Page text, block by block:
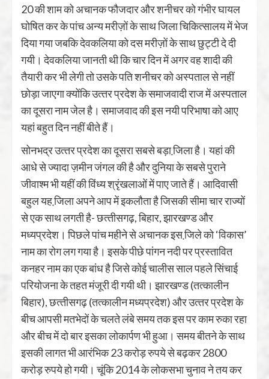
20 की शाम को अचानक फौजदार और शनीचर को गंभीर घायल
घोषित कर के पांच अन्‍य मरीज़ों के साथ जिला चिकित्‍सालय में भेज
दिया गया जबकि देवकलिया को दस मरीज़ों के साथ छुट्टी दे दी
गयी। देवकलिया जानती थी कि चार दिन में अगर वह शादी की
तैयारी कर भी लेगी तो उसके पति शनीचर को अस्‍पताल से नहीं
छोड़ा जाएगा क्‍योंकि उत्‍तर प्रदेश के समाजवादी राज में अस्‍पताल
का दूसरा नाम जेल है। समाजवाद की इस नयी परिभाषा को आए
यहां बहुत दिन नहीं बीते हैं।
सोनभद्र उत्‍तर प्रदेश का दूसरा सबसे बड़ा जि़ला है। यहां की
आधे से ज्‍यादा ज़मीन जंगल की है और दुनिया के सबसे पुराने
जीवाश्‍म भी यहीं की विंध्‍य श्रृंखलाओं में पाए जाते हैं। आदिवासी
बहुल यह जि़ला अपने आप में इकलौता है जिसकी सीमा चार राज्‍यों
से एक साथ लगती है- छत्‍तीसगढ़, बिहार, झारखण्‍ड और
मध्‍यप्रदेश। पिछले पांच महीने से अचानक इस जि़ले को ‘विकास’
नाम का रोग लग गया है। इसके पीछे पांगन नदी पर प्रस्‍तावित
कनहर नाम का एक बांध है जिसे कोई चालीस साल पहले सिंचाई
परियोजना के तहत मंजूरी दी गयी थी। झारखण्‍ड (तत्‍कालीन
बिहार), छत्‍तीसगढ़ (तत्‍कालीन मध्‍यप्रदेश) और उत्‍तर प्रदेश के
बीच आपसी मतभेदों के चलते लंबे समय तक इस पर काम रुका रहा
और बीच में दो बार इसका लोकार्पण भी हुआ। समय बीतने के साथ
इसकी लागत भी आरंभिक 23 करोड़ रुपये से बढ़कर 2800
करोड़ रुपये हो गयी। चूंकि 2014 के लोकसभा चुनाव ने तय कर